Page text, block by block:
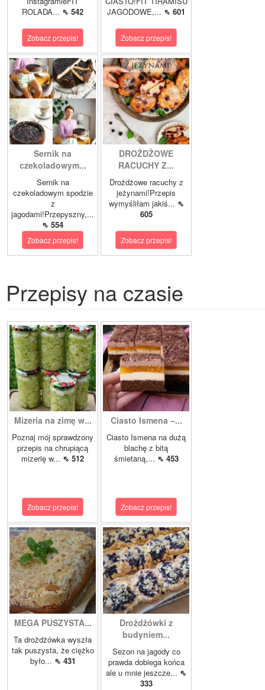
ROLADA... ⇖ 542
Zobacz przepis!
JAGODOWE,... ⇖ 601
Zobacz przepis!
Sernik na
czekoladowym...
Sernik na
czekoladowym spodzie
z
jagodami!Przepyszny,...
⇖ 554
Zobacz przepis!
DROŻDŻOWE
RACUCHY Z...
Drożdżowe racuchy z
jeżynami!Przepis
wymyśliłam jakiś... ⇖
605
Zobacz przepis!
Przepisy na czasie
Mizeria na zimę w...
Poznaj mój sprawdzony
przepis na chrupiącą
mizerię w... ⇖ 512
Zobacz przepis!
Ciasto Ismena –...
Ciasto Ismena na dużą
blachę z bitą
śmietaną,... ⇖ 453
Zobacz przepis!
MEGA PUSZYSTA...
Ta drożdżówka wyszła
tak puszysta, że ciężko
było... ⇖ 431
Drożdżówki z
budyniem...
Sezon na jagody co
prawda dobiega końca
ale u mnie jeszcze... ⇖
333